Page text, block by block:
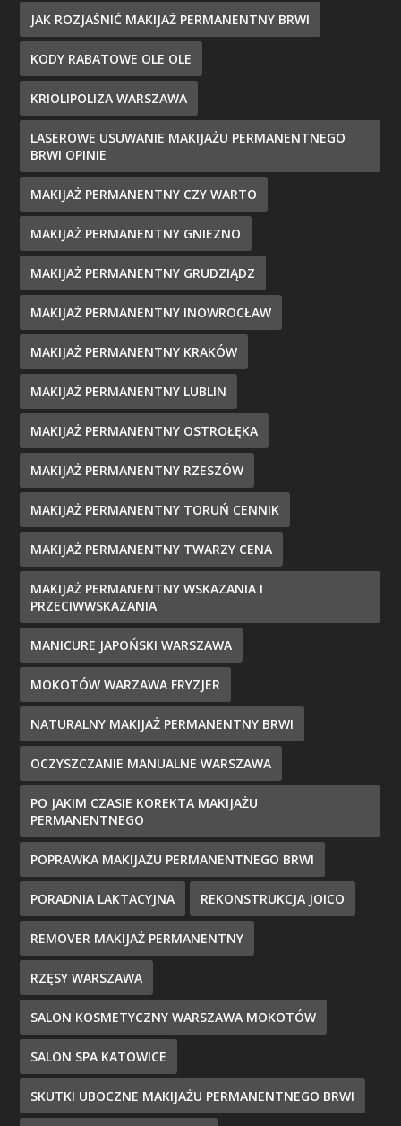
JAK ROZJAŚNIĆ MAKIJAŻ PERMANENTNY BRWI
KODY RABATOWE OLE OLE
KRIOLIPOLIZA WARSZAWA
LASEROWE USUWANIE MAKIJAŻU PERMANENTNEGO
BRWI OPINIE
MAKIJAŻ PERMANENTNY CZY WARTO
MAKIJAŻ PERMANENTNY GNIEZNO
MAKIJAŻ PERMANENTNY GRUDZIĄDZ
MAKIJAŻ PERMANENTNY INOWROCŁAW
MAKIJAŻ PERMANENTNY KRAKÓW
MAKIJAŻ PERMANENTNY LUBLIN
MAKIJAŻ PERMANENTNY OSTROŁĘKA
MAKIJAŻ PERMANENTNY RZESZÓW
MAKIJAŻ PERMANENTNY TORUŃ CENNIK
MAKIJAŻ PERMANENTNY TWARZY CENA
MAKIJAŻ PERMANENTNY WSKAZANIA I
PRZECIWWSKAZANIA
MANICURE JAPOŃSKI WARSZAWA
MOKOTÓW WARZAWA FRYZJER
NATURALNY MAKIJAŻ PERMANENTNY BRWI
OCZYSZCZANIE MANUALNE WARSZAWA
PO JAKIM CZASIE KOREKTA MAKIJAŻU
PERMANENTNEGO
POPRAWKA MAKIJAŻU PERMANENTNEGO BRWI
PORADNIA LAKTACYJNA REKONSTRUKCJA JOICO
REMOVER MAKIJAŻ PERMANENTNY
RZĘSY WARSZAWA
SALON KOSMETYCZNY WARSZAWA MOKOTÓW
SALON SPA KATOWICE
SKUTKI UBOCZNE MAKIJAŻU PERMANENTNEGO BRWI